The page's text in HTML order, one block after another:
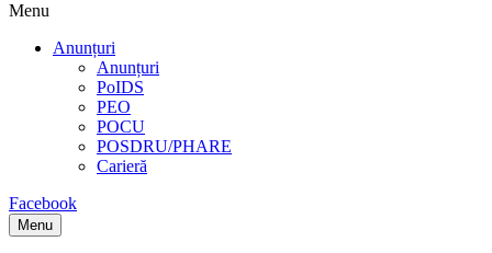
Menu
Anunțuri
Anunțuri
PoIDS
PEO
POCU
POSDRU/PHARE
Carieră
Facebook
Menu